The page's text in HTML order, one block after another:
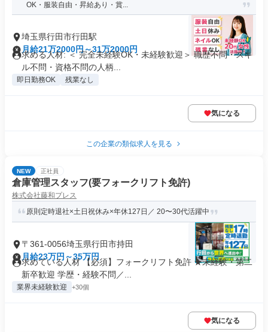
OK・服装自由・昇給あり・賞...
埼玉県行田市行田駅
月給21万2000円～31万2000円
求める人材: ＜ 完全未経験OK・未経験歓迎＞ 職歴不問・スキ
ル不問・資格不問の人柄...
即日勤務OK 残業なし
気になる
この企業の類似求人を見る
NEW 正社員
倉庫管理スタッフ(要フォークリフト免許)
株式会社藤和プレス
原則定時退社×土日祝休み×年休127日／ 20〜30代活躍中
〒361-0056埼玉県行田市持田
月給23万円～35万円
求めている人材 【必須】フォークリフト免許 ★未経験・第二
新卒歓迎 学歴・経験不問／...
業界未経験歓迎 +30個
気になる